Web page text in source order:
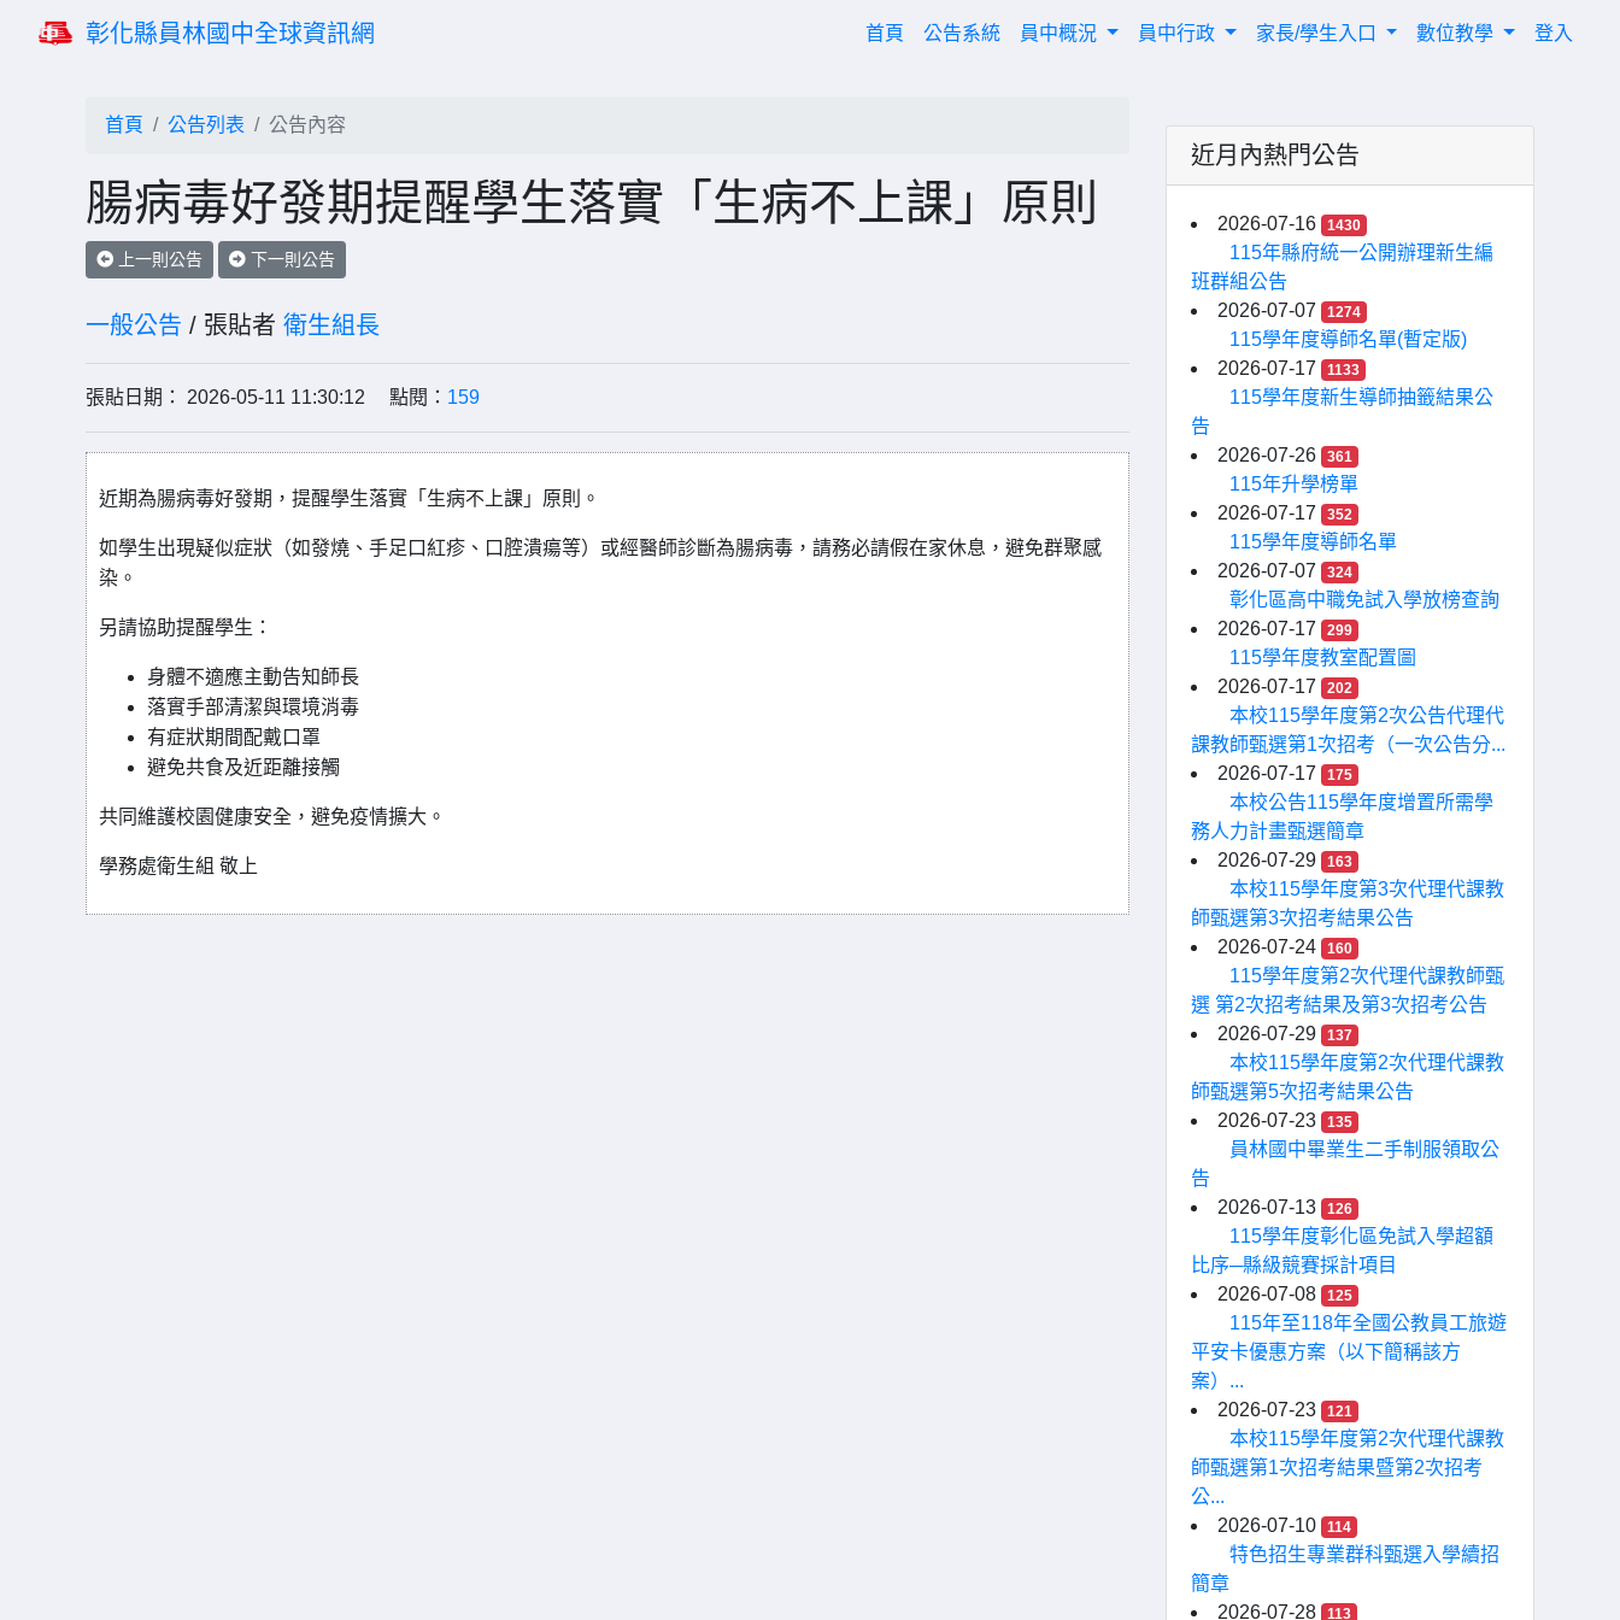
彰化縣員林國中全球資訊網 首頁 (current)
公告系統 員中概況 員中行政 家長/學生入口 數位教學 登入
首頁 公告列表 公告內容
腸病毒好發期提醒學生落實「生病不上課」原則
上一則公告 下一則公告
一般公告 / 張貼者 衛生組長
張貼日期： 2026-05-11 11:30:12 點閱： 159
近期為腸病毒好發期，提醒學生落實「生病不上課」原則。
如學生出現疑似症狀（如發燒、手足口紅疹、口腔潰瘍等）或經醫師診斷為腸病毒，請務必請假在家休息，避免群聚感
染。
另請協助提醒學生：
身體不適應主動告知師長
落實手部清潔與環境消毒
有症狀期間配戴口罩
避免共食及近距離接觸
共同維護校園健康安全，避免疫情擴大。
學務處衛生組 敬上
近月內熱門公告
2026-07-16 1430
115年縣府統一公開辦理新生編
班群組公告
2026-07-07
1274
115學年度導師名單(暫定版)
2026-07-17
1133
115學年度新生導師抽籤結果公
告
2026-07-26
361
115年升學榜單
2026-07-17
352
115學年度導師名單
2026-07-07
324
彰化區高中職免試入學放榜查詢
2026-07-17
299
115學年度教室配置圖
2026-07-17
202
本校115學年度第2次公告代理代
課教師甄選第1次招考（一次公告分...
2026-07-17
175
本校公告115學年度增置所需學
務人力計畫甄選簡章
2026-07-29
163
本校115學年度第3次代理代課教
師甄選第3次招考結果公告
2026-07-24
160
115學年度第2次代理代課教師甄
選 第2次招考結果及第3次招考公告
2026-07-29
137
本校115學年度第2次代理代課教
師甄選第5次招考結果公告
2026-07-23
135
員林國中畢業生二手制服領取公
告
2026-07-13
126
115學年度彰化區免試入學超額
比序─縣級競賽採計項目
2026-07-08
125
115年至118年全國公教員工旅遊
平安卡優惠方案（以下簡稱該方
案）...
2026-07-23
121
本校115學年度第2次代理代課教
師甄選第1次招考結果暨第2次招考
公...
2026-07-10
114
特色招生專業群科甄選入學續招
簡章
2026-07-28
113